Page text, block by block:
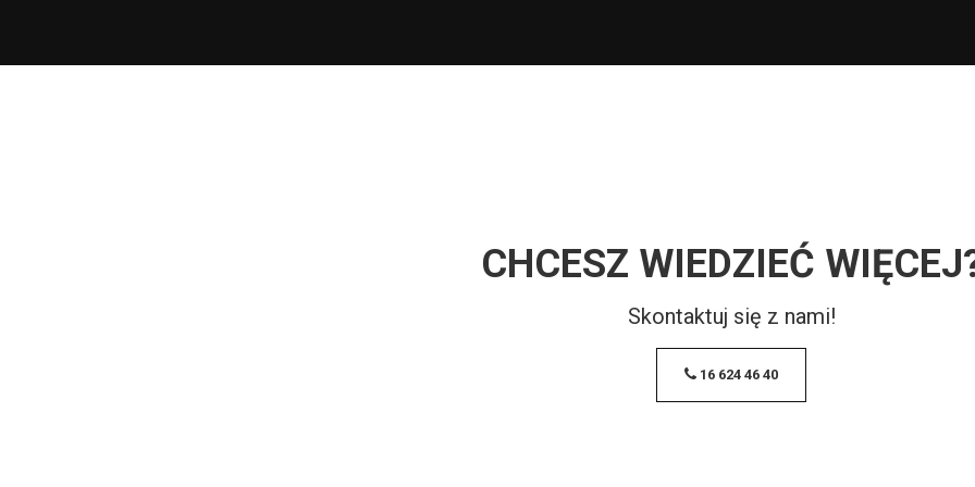
CHCESZ WIEDZIEĆ
Skontaktuj się z nami!
16 624 46 40